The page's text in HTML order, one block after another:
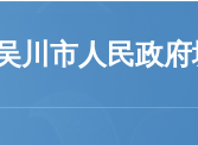
川市人民政